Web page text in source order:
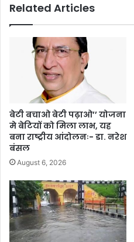
Related Articles
बेटी बचाओ बेटी पढ़ाओ’’ योजना
मे बेटियों को मिला लाभ, यह
बना राष्ट्रीय आंदोलनः- डा. नरेश
बंसल
August 6, 2026